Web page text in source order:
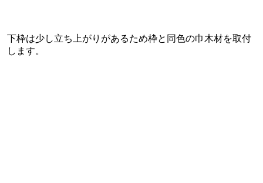
下枠は少し立ち上がりがあるため枠と同色の巾木材を取付
します。